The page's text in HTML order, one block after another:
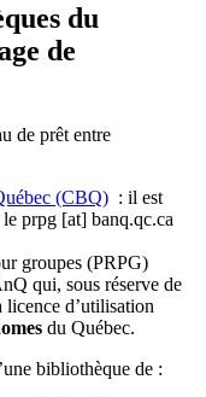
du
de
de prêt entre
(CBQ) : il est
le prpg [at] banq.qc.ca
groupes (PRPG)
qui, sous réserve de
d’utilisation
du Québec.
bibliothèque de :